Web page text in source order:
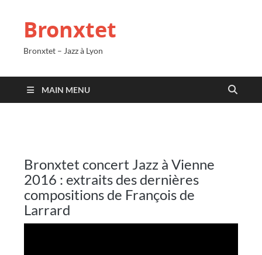
Bronxtet
Bronxtet – Jazz à Lyon
MAIN MENU
Bronxtet concert Jazz à Vienne
2016 : extraits des dernières
compositions de François de
Larrard